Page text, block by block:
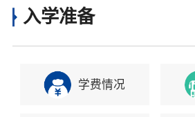
入学准备
学费情况